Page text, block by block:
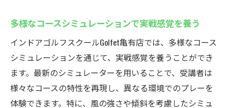
多様なコースシミュレーションで実戦感覚を養う
インドアゴルフスクールGolfet亀有店では、多様なコース
シミュレーションを通じて、実戦感覚を養うことができ
ます。最新のシミュレーターを用いることで、受講者は
様々なコースの特性を再現し、異なる環境でのプレーを
体験できます。特に、風の強さや傾斜を考慮したシミュ